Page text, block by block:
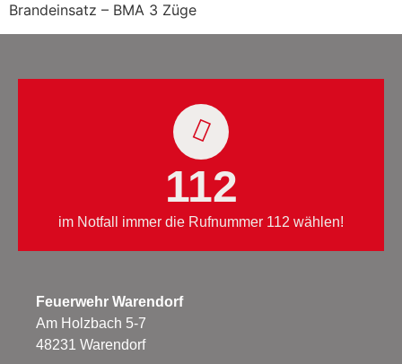
Brandeinsatz – BMA 3 Züge
112
im Notfall immer die Rufnummer 112 wählen!
Feuerwehr Warendorf
Am Holzbach 5-7
48231 Warendorf